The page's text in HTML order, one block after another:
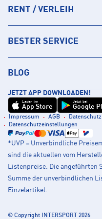
RENT / VERLEIH
BESTER SERVICE
BLOG
JETZT APP DOWNLOADEN!
Laden im
App Store
Jetzt bei
Google
Impressum AGB Datenschutz
Datenschutzeinstellungen
*UVP = Unverbindliche
sind die aktuellen vom
Listenpreise. Die angeführten
Summe der unverbindlichen
Einzelartikel.
© Copyright INTERSPORT 2026